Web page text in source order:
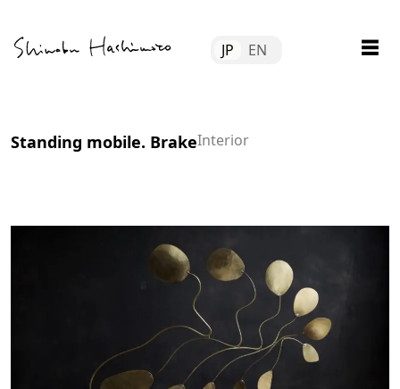
content
JP EN ☰
Standing mobile. BrakeInterior